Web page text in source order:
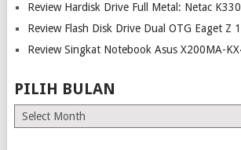
Review Hardisk Drive Full Metal: Netac
Review Flash Disk Drive Dual OTG Eaget Z
Review Singkat Notebook Asus X200MA-
PILIH BULAN
Pilih
Bulan